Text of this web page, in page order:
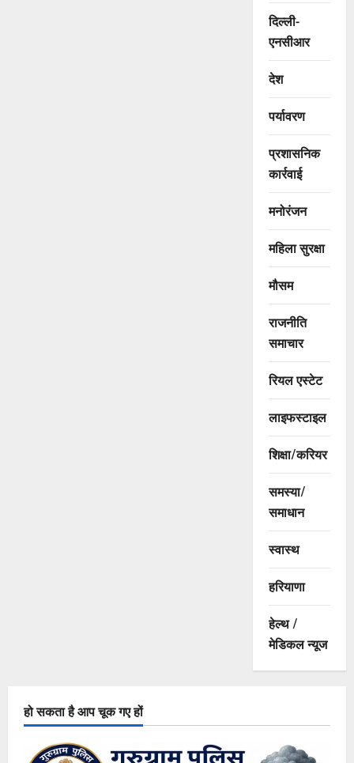
दिल्ली-
एनसीआर
देश
पर्यावरण
प्रशासनिक
कार्रवाई
मनोरंजन
महिला सुरक्षा
मौसम
राजनीति
समाचार
रियल एस्टेट
लाइफस्टाइल
शिक्षा/करियर
समस्या/
समाधान
स्वास्थ
हरियाणा
हेल्थ /
मेडिकल न्यूज
हो सकता है आप चूक गए हों